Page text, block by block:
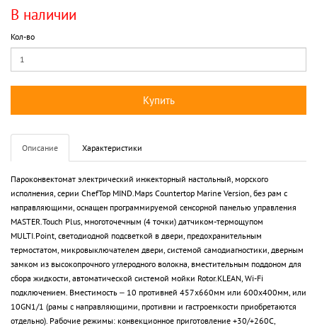
В наличии
Кол-во
Купить
Описание Характеристики
Пароконвектомат электрический инжекторный настольный, морского
исполнения, серии ChefTop MIND.Maps Countertop Marine Version, без рам с
направляющими, оснащен программируемой сенсорной панелью управления
MASTER.Touch Plus, многоточечным (4 точки) датчиком-термощупом
MULTI.Point, светодиодной подсветкой в двери, предохранительным
термостатом, микровыключателем двери, системой самодиагностики, дверным
замком из высокопрочного углеродного волокна, вместительным поддоном для
сбора жидкости, автоматической системой мойки Rotor.KLEAN, Wi-Fi
подключением. Вместимость – 10 противней 457х660мм или 600х400мм, или
10GN1/1 (рамы с направляющими, противни и гастроемкости приобретаются
отдельно). Рабочие режимы: конвекционное приготовление +30/+260С,